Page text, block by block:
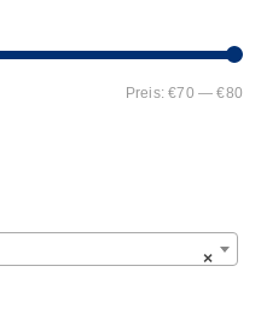
Preis:€70 —€80
×